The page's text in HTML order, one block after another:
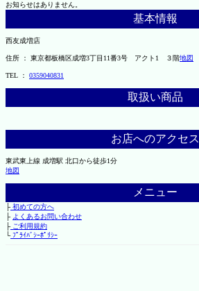
お知らせはありません。
基本情報
西友成増店
住所 ： 東京都板橋区成増3丁目11番3号 アクト1 ３階地図
TEL ： 0359040831
取扱い商品
お店へのアクセス
東武東上線 成増駅 北口から徒歩1分
地図
メニュー
├初めての方へ
├ よくあるお問い合わせ
├ご利用規約
└ﾌﾟﾗｲﾊﾞｼｰﾎﾟﾘｼｰ